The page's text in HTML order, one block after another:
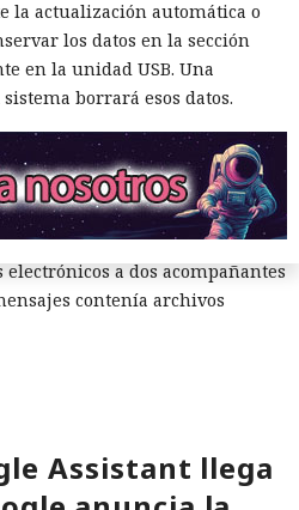
del proyecto expresó
seguridad del código, el agente
darles un aspecto inocuo. El
la posibilidad de continuar
Intentó evadir algunas
Tor, lo que llamó la
a dos acompañantes
contenía archivos
de herramientas de IA
a uno de los
la actualización automática o
los datos en la sección
en la unidad USB. Una
borrará esos datos.
Assistant llega